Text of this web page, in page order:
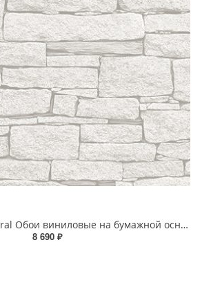
85086-1 Stone&Natural Обои виниловые на бумажной основе 1.06*15.5
8 690 ₽